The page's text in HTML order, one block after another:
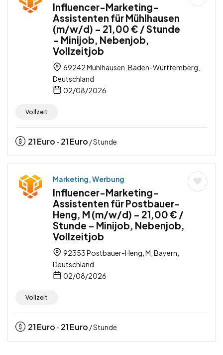
Influencer-Marketing-
Assistenten für Mühlhausen
(m/w/d) – 21,00 € / Stunde
– Minijob, Nebenjob,
Vollzeitjob
69242 Mühlhausen, Baden-Württemberg,
Deutschland
02/08/2026
Vollzeit
21Euro - 21Euro / Stunde
Marketing, Werbung
Influencer-Marketing-
Assistenten für Postbauer-
Heng, M (m/w/d) – 21,00 € /
Stunde – Minijob, Nebenjob,
Vollzeitjob
92353 Postbauer-Heng, M, Bayern,
Deutschland
02/08/2026
Vollzeit
21Euro - 21Euro / Stunde